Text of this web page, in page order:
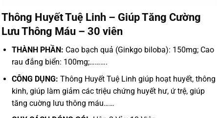
Thông Huyết Tuệ Linh – Giúp Tăng Cường
Lưu Thông Máu – 30 viên
THÀNH PHẦN: Cao bạch quả (Ginkgo biloba): 150mg; Cao
rau đắng biển: 100mg;……….
CÔNG DỤNG: Thông Huyết Tuệ Linh giúp hoạt huyết, thông
kinh, giúp làm giảm các triệu chứng huyết hư, ứ trệ, giúp
tăng cuờng lưu thông máu……